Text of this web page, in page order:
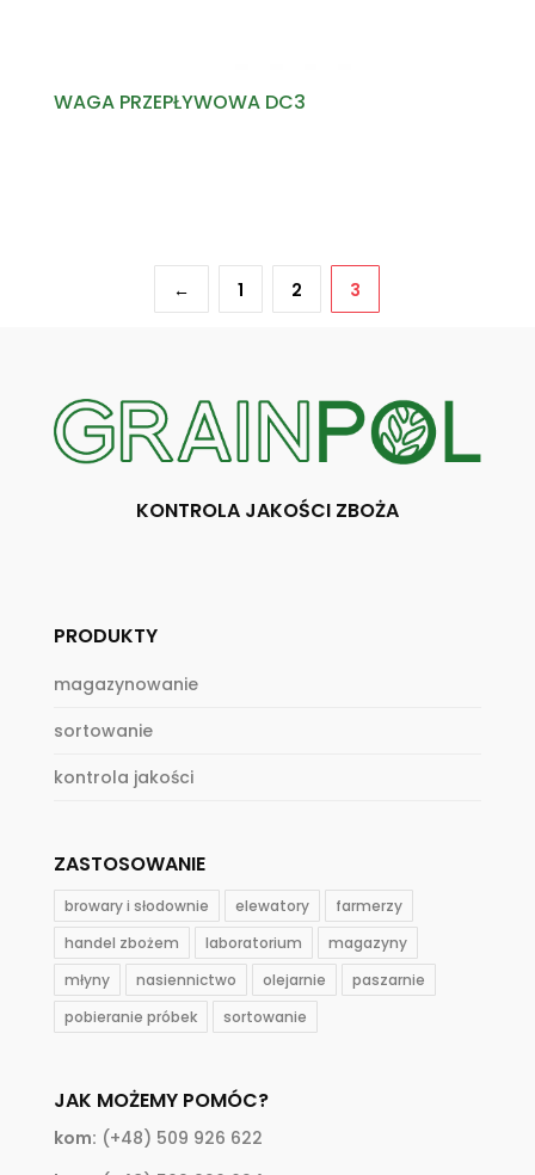
WAGA PRZEPŁYWOWA DC3
← 1 2 3
KONTROLA JAKOŚCI ZBOŻA
PRODUKTY
magazynowanie
sortowanie
kontrola jakości
ZASTOSOWANIE
browary i słodownie elewatory
farmerzy
handel zbożem
laboratorium
magazyny
młyny
nasiennictwo olejarnie
paszarnie
pobieranie próbek
sortowanie
JAK MOŻEMY POMÓC?
kom: (+48) 509 926 622